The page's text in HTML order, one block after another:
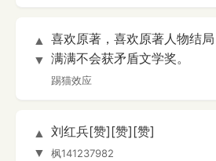
▲
▼
喜欢原著，喜欢原著人物结
满满不会获矛盾文学奖。
踢猫效应
▲
▼
刘红兵[赞][赞][赞]
枫141237982